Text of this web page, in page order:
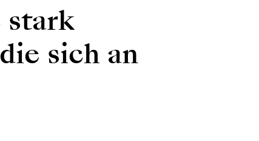
stark
sich an